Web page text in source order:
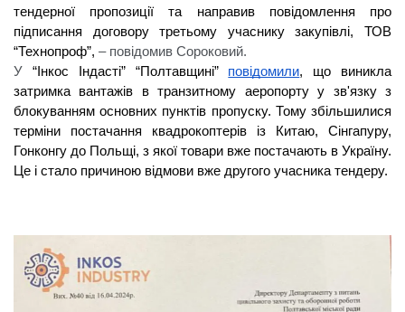
тендерної пропозиції та направив повідомлення про
підписання договору третьому учаснику закупівлі, ТОВ
“Технопроф”, – повідомив Сороковий.
У “Інкос Індасті” “Полтавщині” повідомили, що виникла
затримка вантажів в транзитному аеропорту у зв'язку з
блокуванням основних пунктів пропуску. Тому збільшилися
терміни постачання квадрокоптерів із Китаю, Сінгапуру,
Гонконгу до Польщі, з якої товари вже постачають в Україну.
Це і стало причиною відмови вже другого учасника тендеру.